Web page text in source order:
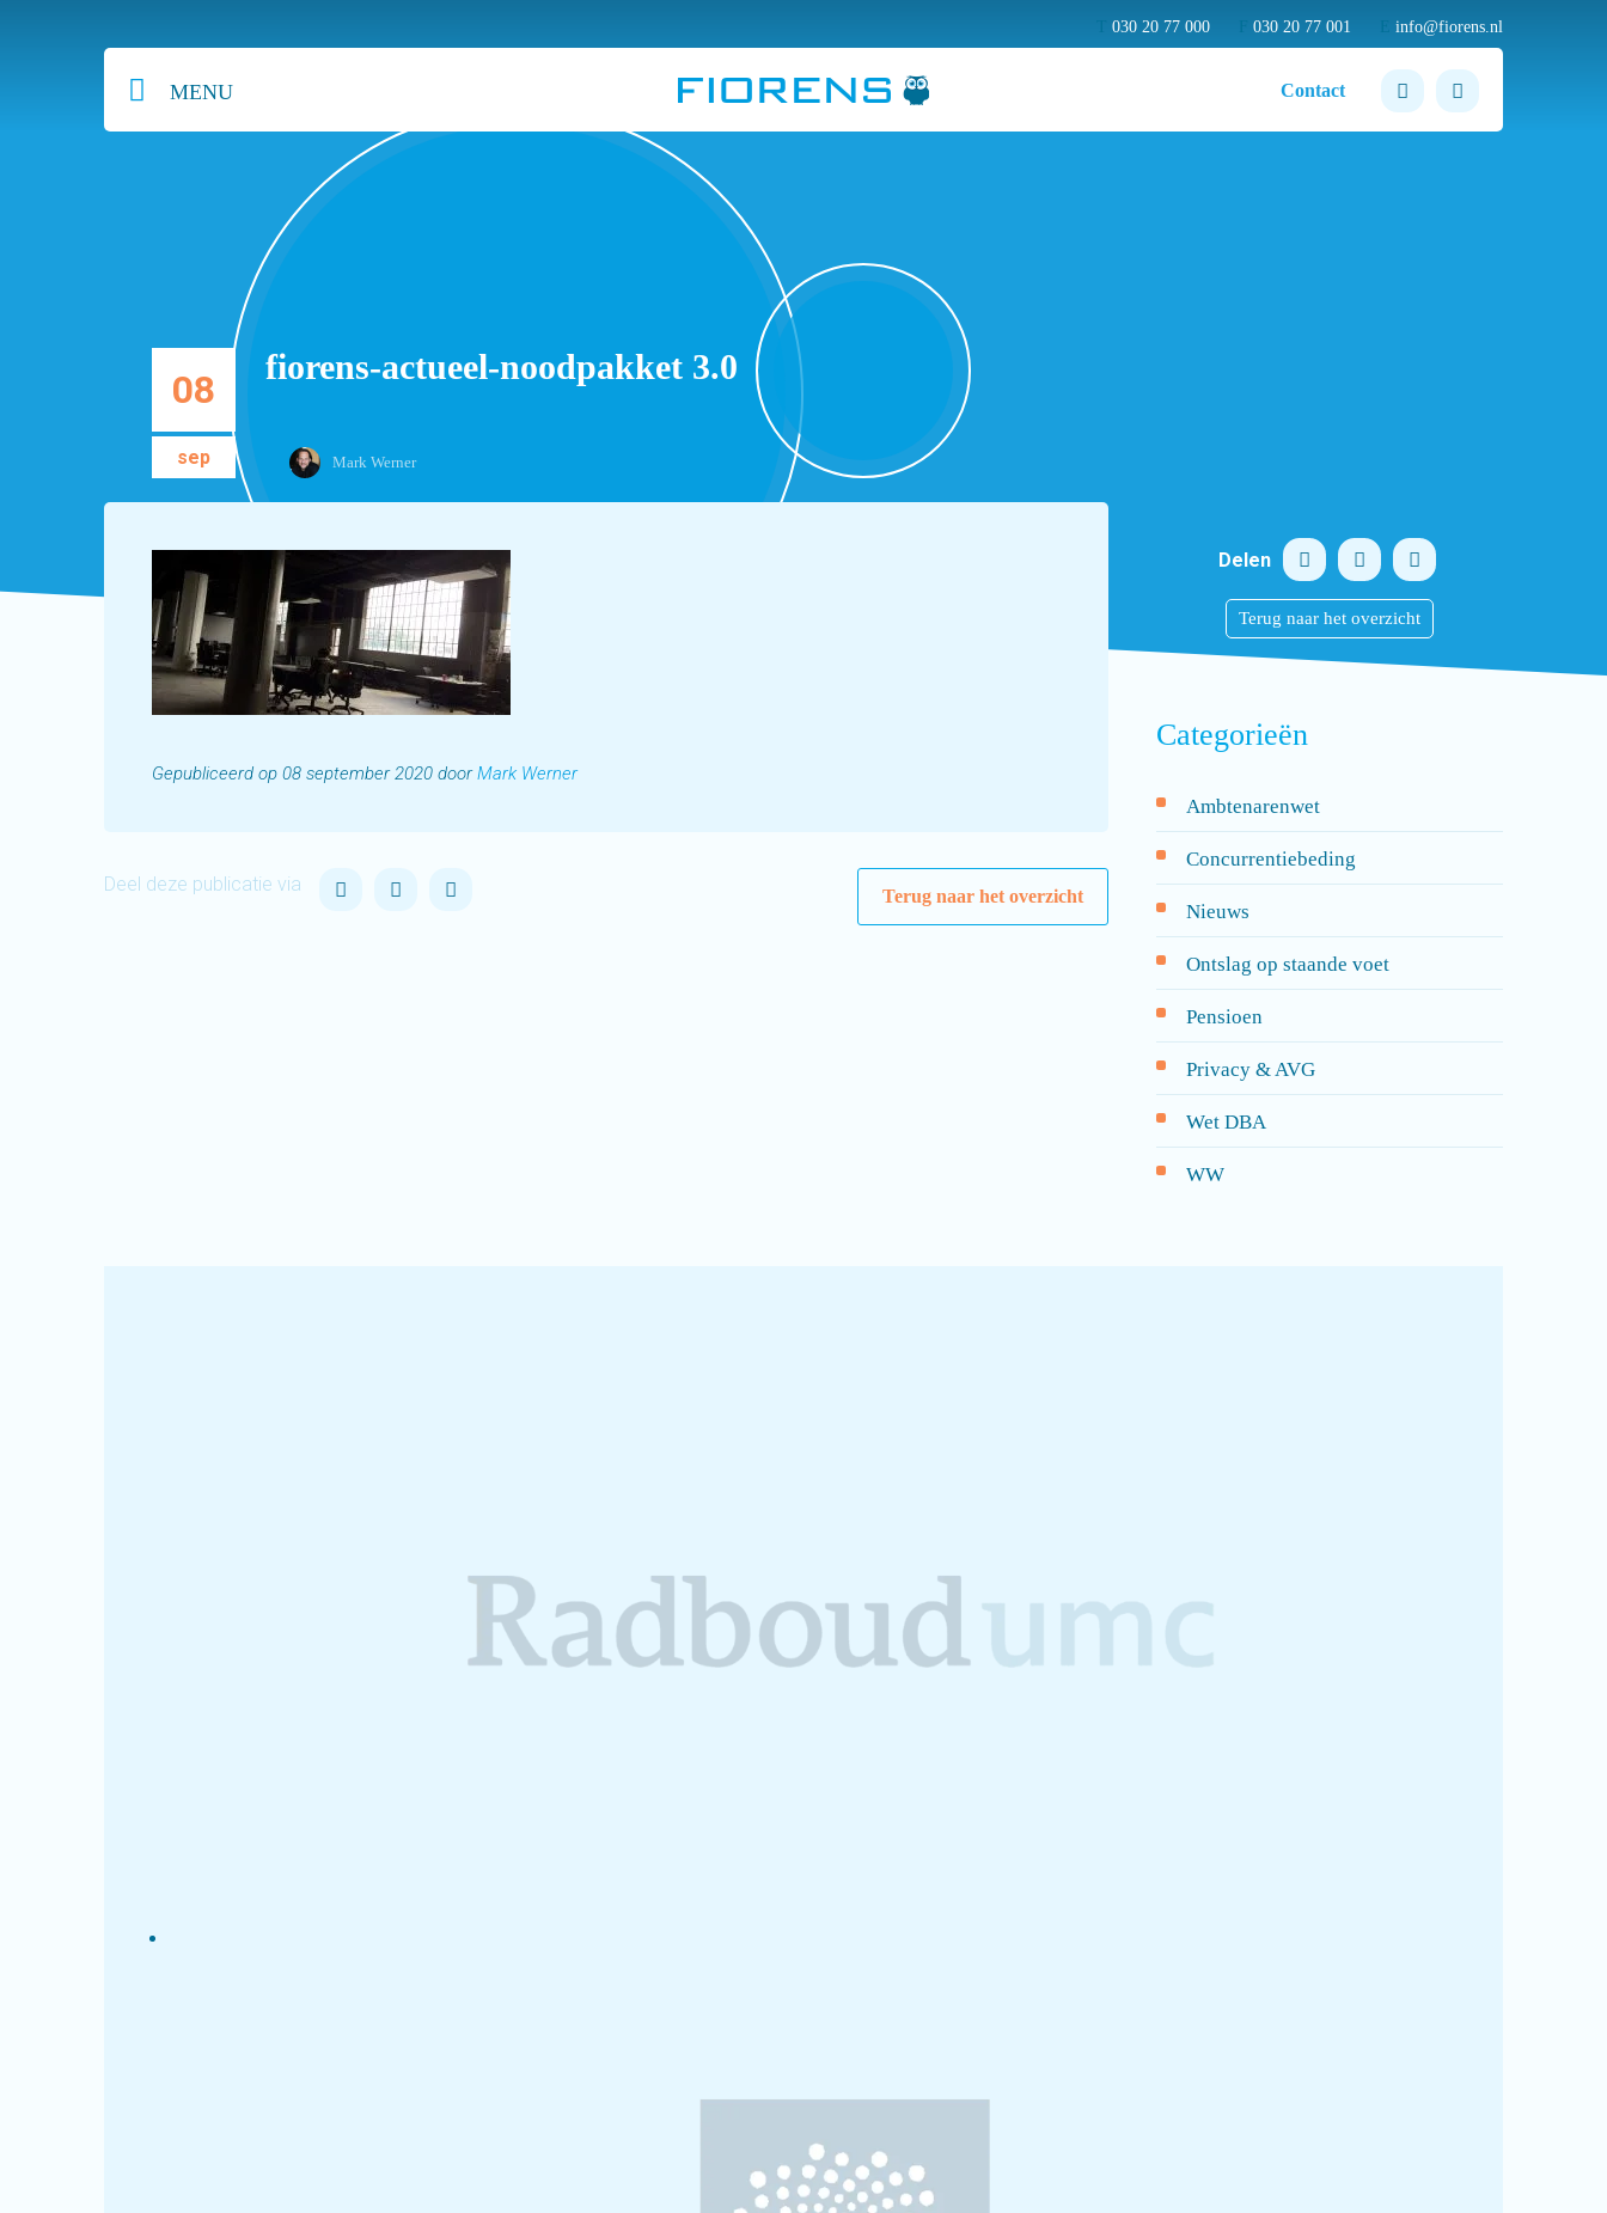
030 20 77 000 030 20 77 001 info@fiorens.nl
MENU Contact
fiorens-actueel-noodpakket 3.0
08
sep Mark Werner
Gepubliceerd op 08 september 2020 doorMark Werner
Deel deze publicatie via
Terug naar het overzicht
Delen
Terug naar het overzicht
Categorieën
Ambtenarenwet
Concurrentiebeding
Nieuws
Ontslag op staande voet
Pensioen
Privacy & AVG
Wet DBA
WW